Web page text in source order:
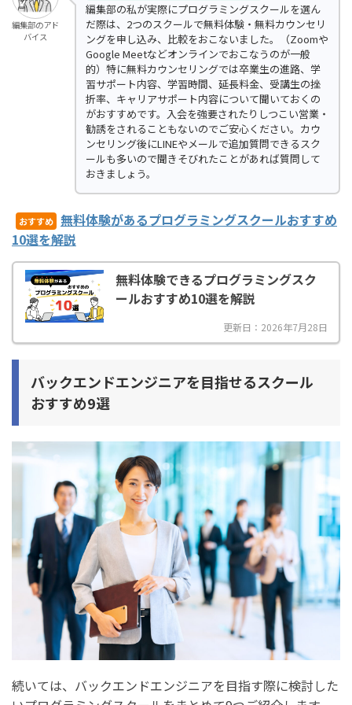
編集部のアド
バイス
編集部の私が実際にプログラミングスクールを選ん
だ際は、2つのスクールで無料体験・無料カウンセリ
ングを申し込み、比較をおこないました。（Zoomや
Google Meetなどオンラインでおこなうのが一般
的）特に無料カウンセリングでは卒業生の進路、学
習サポート内容、学習時間、延長料金、受講生の挫
折率、キャリアサポート内容について聞いておくの
がおすすめです。入会を強要されたりしつこい営業・
勧誘をされることもないのでご安心ください。カウ
ンセリング後にLINEやメールで追加質問できるスク
ールも多いので聞きそびれたことがあれば質問して
おきましょう。
おすすめ 無料体験があるプログラミングスクールおすすめ
10選を解説
無料体験できるプログラミングスク
ールおすすめ10選を解説
更新日：2026年7月28日
バックエンドエンジニアを目指せるスクール
おすすめ9選
続いては、バックエンドエンジニアを目指す際に検討した